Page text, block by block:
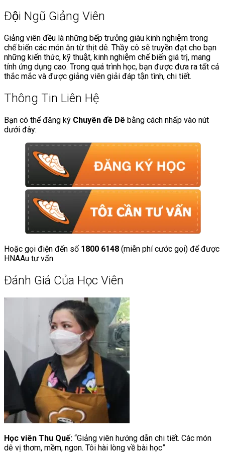
Đội Ngũ Giảng Viên
Giảng viên đều là những bếp trưởng giàu kinh nghiệm trong
chế biến các món ăn từ thịt dê. Thầy cô sẽ truyền đạt cho bạn
những kiến thức, kỹ thuật, kinh nghiệm chế biến giá trị, mang
tính ứng dụng cao. Trong quá trình học, bạn được đưa ra tất cả
thắc mắc và được giảng viên giải đáp tận tình, chi tiết.
Thông Tin Liên Hệ
Bạn có thể đăng ký Chuyên đề Dê bằng cách nhấp vào nút
dưới đây:
Hoặc gọi điện đến số 1800 6148 (miễn phí cước gọi) để được
HNAAu tư vấn.
Đánh Giá Của Học Viên
Học viên Thu Quế: “Giảng viên hướng dẫn chi tiết. Các món
dê vị thơm, mềm, ngon. Tôi hài lòng về bài học”